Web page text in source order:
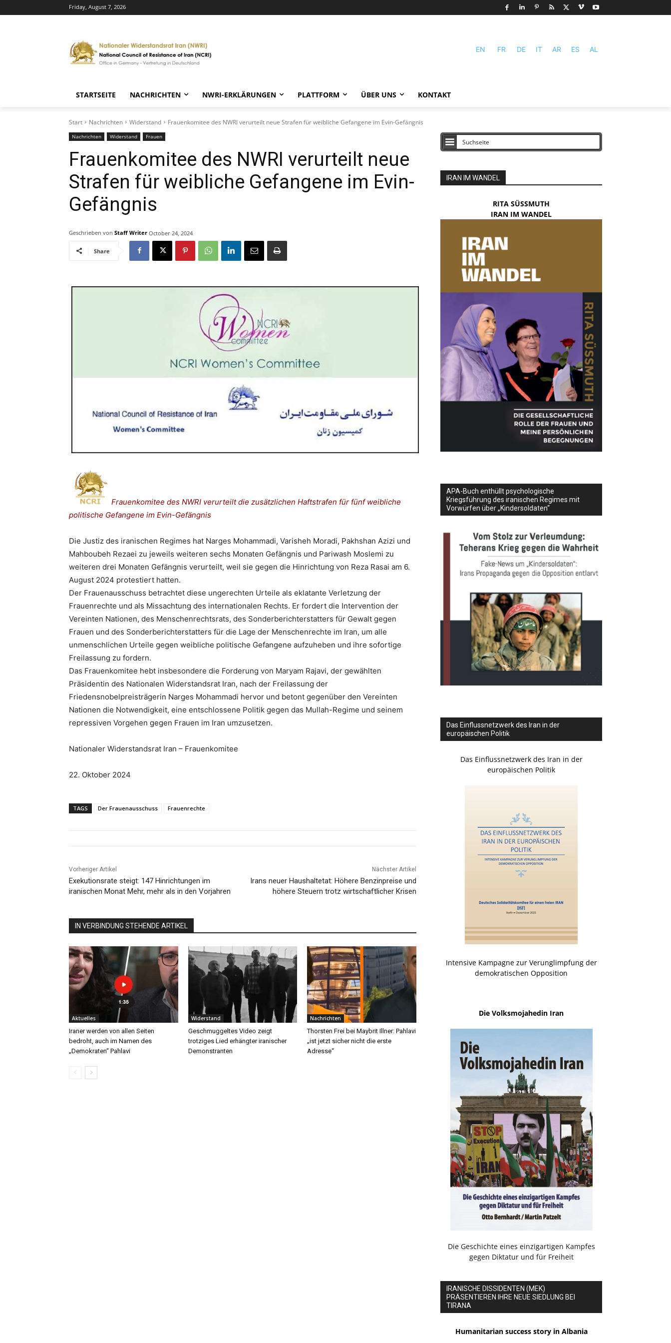
Friday, August 7, 2026
EN FR DE IT AR ES AL
STARTSEITE NACHRICHTEN NWRI-ERKLÄRUNGEN PLATTFORM ÜBER UNS KONTAKT
Start Nachrichten Widerstand Frauenkomitee des NWRI verurteilt neue Strafen für weibliche Gefangene im Evin-Gefängnis
Nachrichten Widerstand Frauen
Frauenkomitee des NWRI verurteilt neue
Strafen für weibliche Gefangene im Evin-
Gefängnis
Geschrieben von Staff Writer October 24, 2024
Share
Frauenkomitee des NWRI verurteilt die zusätzlichen Haftstrafen für fünf weibliche
politische Gefangene im Evin-Gefängnis
Die Justiz des iranischen Regimes hat Narges Mohammadi, Varisheh Moradi, Pakhshan Azizi und
Mahboubeh Rezaei zu jeweils weiteren sechs Monaten Gefängnis und Pariwash Moslemi zu
weiteren drei Monaten Gefängnis verurteilt, weil sie gegen die Hinrichtung von Reza Rasai am 6.
August 2024 protestiert hatten.
Der Frauenausschuss betrachtet diese ungerechten Urteile als eklatante Verletzung der
Frauenrechte und als Missachtung des internationalen Rechts. Er fordert die Intervention der
Vereinten Nationen, des Menschenrechtsrats, des Sonderberichterstatters für Gewalt gegen
Frauen und des Sonderberichterstatters für die Lage der Menschenrechte im Iran, um alle
unmenschlichen Urteile gegen weibliche politische Gefangene aufzuheben und ihre sofortige
Freilassung zu fordern.
Das Frauenkomitee hebt insbesondere die Forderung von Maryam Rajavi, der gewählten
Präsidentin des Nationalen Widerstandsrat Iran, nach der Freilassung der
Friedensnobelpreisträgerin Narges Mohammadi hervor und betont gegenüber den Vereinten
Nationen die Notwendigkeit, eine entschlossene Politik gegen das Mullah-Regime und seinem
repressiven Vorgehen gegen Frauen im Iran umzusetzen.
Nationaler Widerstandsrat Iran – Frauenkomitee
22. Oktober 2024
TAGS Der Frauenausschuss Frauenrechte
Vorheriger Artikel
Exekutionsrate steigt: 147 Hinrichtungen im
iranischen Monat Mehr, mehr als in den Vorjahren
Nächster Artikel
Irans neuer Haushaltetat: Höhere Benzinpreise und
höhere Steuern trotz wirtschaftlicher Krisen
IN VERBINDUNG STEHENDE ARTIKEL
Aktuelles
Iraner werden von allen Seiten
bedroht, auch im Namen des
„Demokraten“ Pahlavi
Widerstand
Geschmuggeltes Video zeigt
trotziges Lied erhängter iranischer
Demonstranten
Nachrichten
Thorsten Frei bei Maybrit Illner: Pahlavi
„ist jetzt sicher nicht die erste
Adresse“
IRAN IM WANDEL
RITA SÜSSMUTH
IRAN IM WANDEL
APA-Buch enthüllt psychologische
Kriegsführung des iranischen Regimes mit
Vorwürfen über „Kindersoldaten“
Das Einflussnetzwerk des Iran in der
europäischen Politik
Das Einflussnetzwerk des Iran in der
europäischen Politik
Intensive Kampagne zur Verunglimpfung der
demokratischen Opposition
Die Volksmojahedin Iran
Die Geschichte eines einzigartigen Kampfes
gegen Diktatur und für Freiheit
IRANISCHE DISSIDENTEN (MEK)
PRÄSENTIEREN IHRE NEUE SIEDLUNG BEI
TIRANA
Humanitarian success story in Albania